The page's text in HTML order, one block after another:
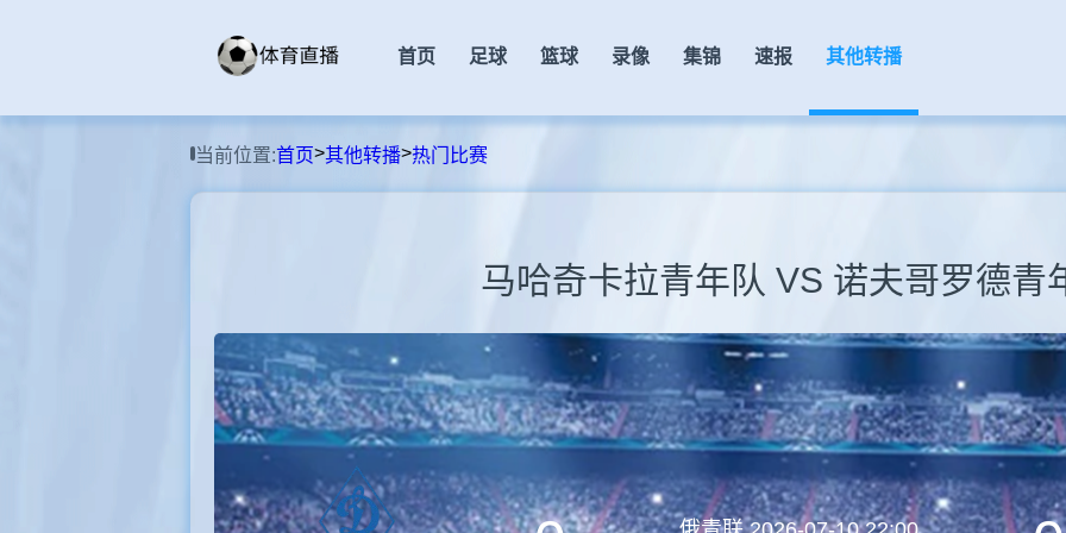
首页 足球 篮球 录像 集锦 速报 其他转播
当前位置:首页>其他转播>热门比赛
马哈奇卡拉青年队 VS 诺夫哥罗德青